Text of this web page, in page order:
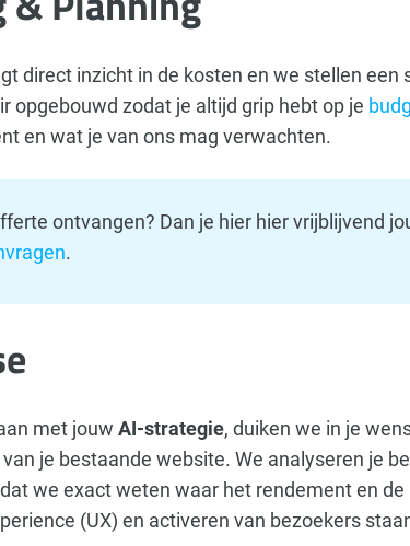
direct inzicht in de kosten en we stellen een
opgebouwd zodat je altijd grip hebt op je
en wat je van ons mag verwachten.
ontvangen? Dan je hier hier vrijblijvend
.
met jouw AI-strategie, duiken we in je
je bestaande website. We analyseren je
we exact weten waar het rendement en de
(UX) en activeren van bezoekers